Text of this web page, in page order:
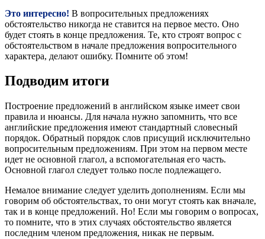
Это интересно! В вопросительных предложениях
обстоятельство никогда не ставится на первое место. Оно
будет стоять в конце предложения. Те, кто строят вопрос с
обстоятельством в начале предложения вопросительного
характера, делают ошибку. Помните об этом!
Подводим итоги
Построение предложений в английском языке имеет свои
правила и нюансы. Для начала нужно запомнить, что все
английские предложения имеют стандартный словесный
порядок. Обратный порядок слов присущий исключительно
вопросительным предложениям. При этом на первом месте
идет не основной глагол, а вспомогательная его часть.
Основной глагол следует только после подлежащего.
Немалое внимание следует уделить дополнениям. Если мы
говорим об обстоятельствах, то они могут стоять как вначале,
так и в конце предложений. Но! Если мы говорим о вопросах,
то помните, что в этих случаях обстоятельство является
последним членом предложения, никак не первым.